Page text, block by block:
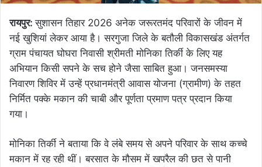
रायपुर:सुशासन तिहार 2026 अनेक जरूरतमंद परिवारों के जीवन में
नई खुशियां लेकर आया है। सरगुजा जिले के बतौली विकासखंड अंतर्गत
ग्राम पंचायत घोघरा निवासी श्रीमती मोनिका तिर्की के लिए यह
अभियान किसी सपने के सच होने जैसा साबित हुआ। जनसमस्या
निवारण शिविर में उन्हें प्रधानमंत्री आवास योजना (ग्रामीण) के तहत
निर्मित पक्के मकान की चाबी और पूर्णता प्रमाण पत्र प्रदान किया
गया।
मोनिका तिर्की ने बताया कि वे लंबे समय से अपने परिवार के साथ कच्चे
मकान में रह रही थीं। बरसात के मौसम में खपरैल की छत से पानी